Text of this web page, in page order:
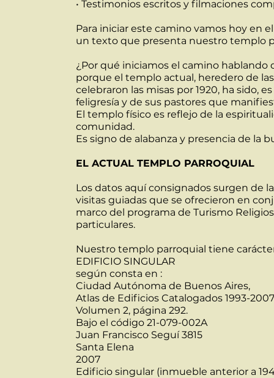
• Testimonios escritos y filmaciones
Para iniciar este camino vamos hoy en
un texto que presenta nuestro templo
¿Por qué iniciamos el camino hablando
porque el templo actual, heredero de
celebraron las misas por 1920, ha sido,
feligresía y de sus pastores que
El templo físico es reflejo de la
comunidad.
Es signo de alabanza y presencia de la
EL ACTUAL TEMPLO PARROQUIAL
Los datos aquí consignados surgen de
visitas guiadas que se ofrecieron en
marco del programa de Turismo
particulares.
Nuestro templo parroquial tiene
EDIFICIO SINGULAR
según consta en :
Ciudad Autónoma de Buenos Aires,
Atlas de Edificios Catalogados 1993-2007
Volumen 2, página 292.
Bajo el código 21-079-002A
Juan Francisco Seguí 3815
Santa Elena
2007
Edificio singular (inmueble anterior a